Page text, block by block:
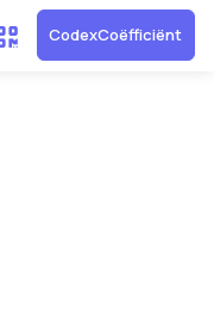
CodexCoëfficiënt